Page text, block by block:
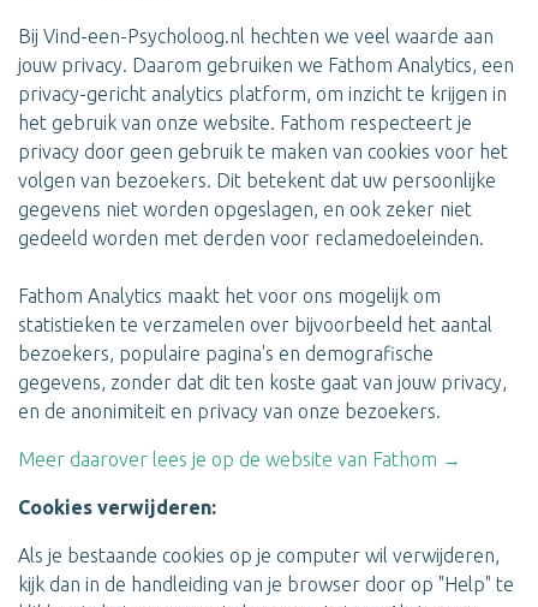
Bij Vind-een-Psycholoog.nl hechten we veel waarde aan
jouw privacy. Daarom gebruiken we Fathom Analytics, een
privacy-gericht analytics platform, om inzicht te krijgen in
het gebruik van onze website. Fathom respecteert je
privacy door geen gebruik te maken van cookies voor het
volgen van bezoekers. Dit betekent dat uw persoonlijke
gegevens niet worden opgeslagen, en ook zeker niet
gedeeld worden met derden voor reclamedoeleinden.
Fathom Analytics maakt het voor ons mogelijk om
statistieken te verzamelen over bijvoorbeeld het aantal
bezoekers, populaire pagina's en demografische
gegevens, zonder dat dit ten koste gaat van jouw privacy,
en de anonimiteit en privacy van onze bezoekers.
Meer daarover lees je op de website van Fathom →
Cookies verwijderen:
Als je bestaande cookies op je computer wil verwijderen,
kijk dan in de handleiding van je browser door op "Help" te